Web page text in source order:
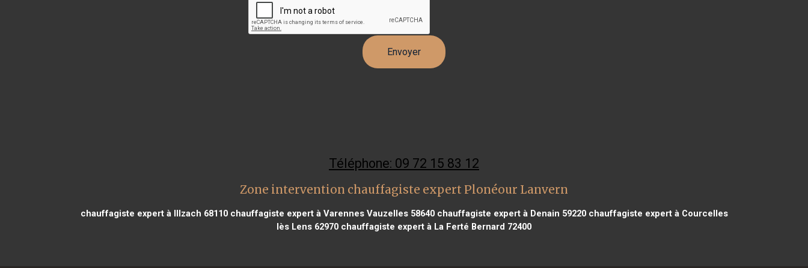
Téléphone: 09 72 15 83 12
Zone intervention chauffagiste expert Plonéour Lanvern
chauffagiste expert à Illzach 68110chauffagiste expert à Varennes Vauzelles 58640chauffagiste expert à Denain 59220chauffagiste expert à Courcelles
lès Lens 62970 chauffagiste expert à La Ferté Bernard 72400